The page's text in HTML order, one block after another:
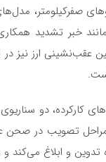
صفرکیلومتر،
خبر تشدید
ارز نیز در
کارکرده، دو
مراحل تصویب در
و ابلاغ می‌کند و